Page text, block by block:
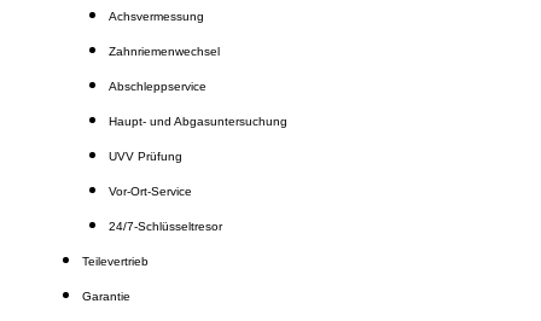
Achsvermessung
Zahnriemenwechsel
Abschleppservice
Haupt- und Abgasuntersuchung
UVV Prüfung
Vor-Ort-Service
24/7-Schlüsseltresor
Teilevertrieb
Garantie